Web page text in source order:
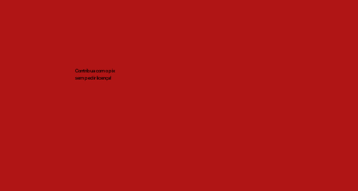
Contribua com o pix
sem pedir licença!